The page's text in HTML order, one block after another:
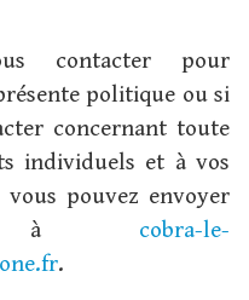
contacter pour
politique ou si
concernant toute
individuels et à vos
pouvez envoyer
à cobra-le-
.